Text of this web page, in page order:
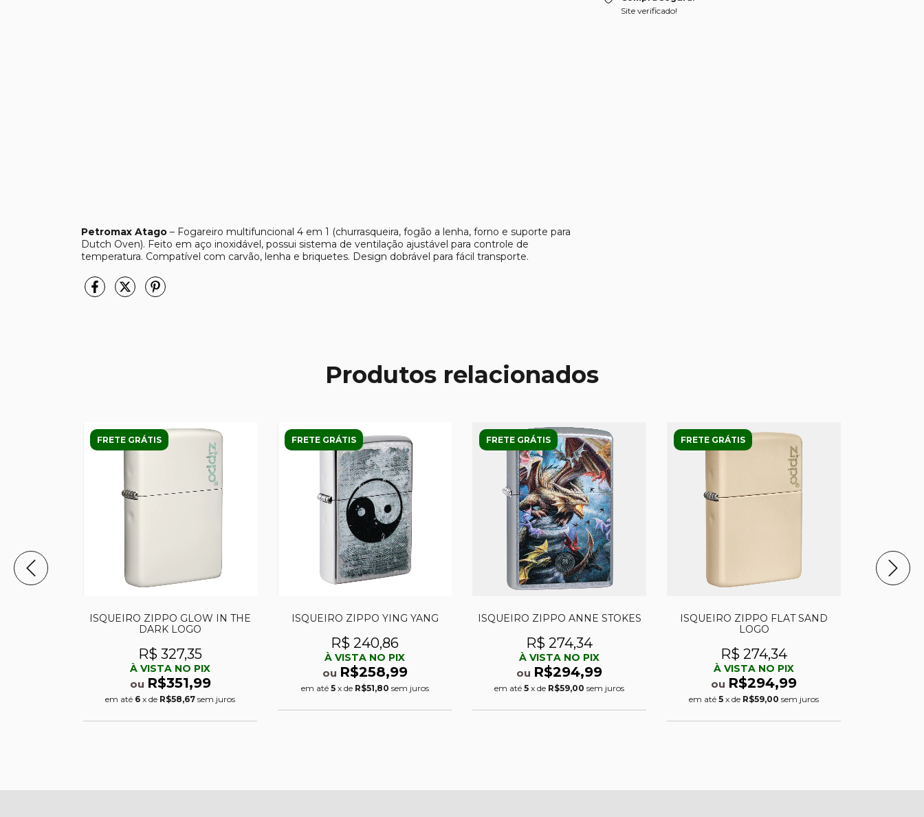
Petromax Atago – Fogareiro multifuncional 4 em 1 (churrasqueira, fogão a lenha, forno e suporte para
Dutch Oven). Feito em aço inoxidável, possui sistema de ventilação ajustável para controle de
temperatura. Compatível com carvão, lenha e briquetes. Design dobrável para fácil transporte.
Site verificado!
Produtos relacionados
FRETE GRÁTIS
ISQUEIRO ZIPPO GLOW IN THE
DARK LOGO
R$ 327,35
À VISTA NO PIX
ou R$351,99
em até 6 x de R$58,67 sem juros
FRETE GRÁTIS
ISQUEIRO ZIPPO YING YANG
R$ 240,86
À VISTA NO PIX
ou R$258,99
em até 5 x de R$51,80 sem juros
FRETE GRÁTIS
ISQUEIRO ZIPPO ANNE STOKES
R$ 274,34
À VISTA NO PIX
ou R$294,99
em até 5 x de R$59,00 sem juros
FRETE GRÁTIS
ISQUEIRO ZIPPO FLAT SAND
LOGO
R$ 274,34
À VISTA NO PIX
ou R$294,99
em até 5 x de R$59,00 sem juros